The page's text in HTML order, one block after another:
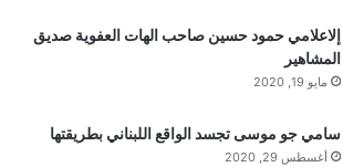
إلاعلامي حمود حسين صاحب الهات العفوية صديق
المشاهير
مايو 19, 2020
سامي جو موسى تجسد الواقع اللبناني بطريقتها
أغسطس 29, 2020